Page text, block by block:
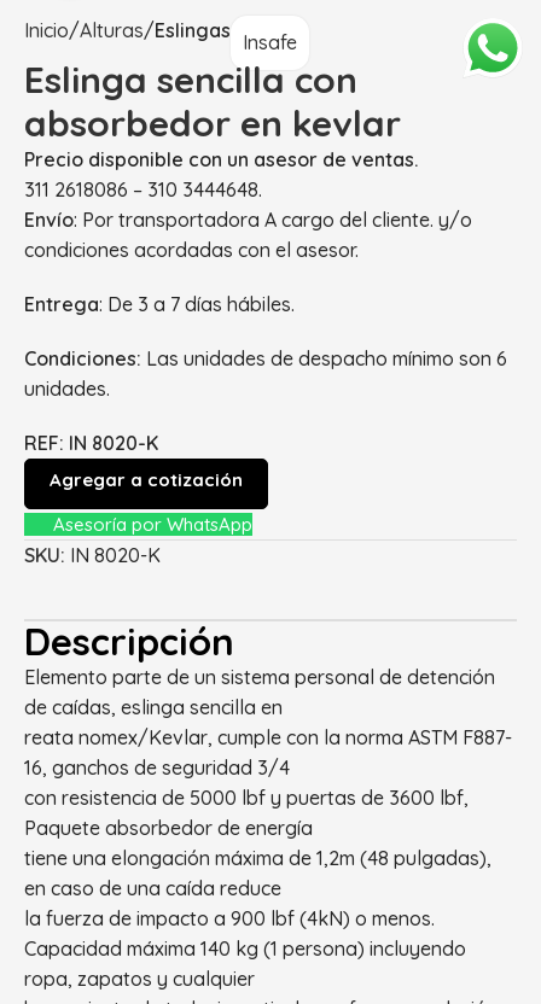
Inicio Alturas Eslingas Insafe
Eslinga sencilla con
absorbedor en kevlar
Precio disponible con un asesor de ventas.
311 2618086 – 310 3444648.
Envío: Por transportadora A cargo del cliente. y/o
condiciones acordadas con el asesor.
Entrega: De 3 a 7 días hábiles.
Condiciones: Las unidades de despacho mínimo son 6
unidades.
REF: IN 8020-K
Agregar a cotización
Asesoría por WhatsApp
SKU: IN 8020-K
Descripción
Elemento parte de un sistema personal de detención
de caídas, eslinga sencilla en
reata nomex/Kevlar, cumple con la norma ASTM F887-
16, ganchos de seguridad 3/4
con resistencia de 5000 lbf y puertas de 3600 lbf,
Paquete absorbedor de energía
tiene una elongación máxima de 1,2m (48 pulgadas),
en caso de una caída reduce
la fuerza de impacto a 900 lbf (4kN) o menos.
Capacidad máxima 140 kg (1 persona) incluyendo
ropa, zapatos y cualquier